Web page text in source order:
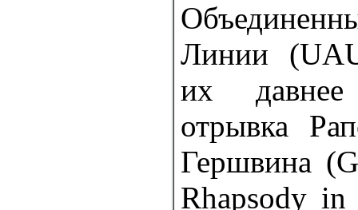
Линии
их давнее
отрывка
Гершвина
Rhapsody in